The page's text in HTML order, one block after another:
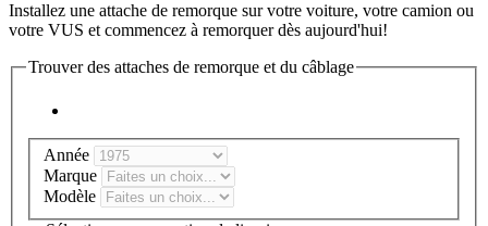
Installez une attache de remorque sur votre voiture, votre camion ou
votre VUS et commencez à remorquer dès aujourd'hui!
Trouver des attaches de remorque et du câblage
Année
Marque
Modèle